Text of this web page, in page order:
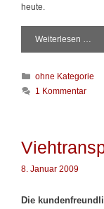
heute.
Weiterlesen …
i
H
s
K
a
o
r
ohne Kategorie
1 Kommentar
8. Januar 2009
Die